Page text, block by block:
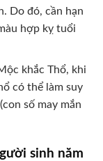
Do đó, cần hạn
hợp kỵ tuổi
khắc Thổ, khi
có thể làm suy
số may mắn
sinh năm